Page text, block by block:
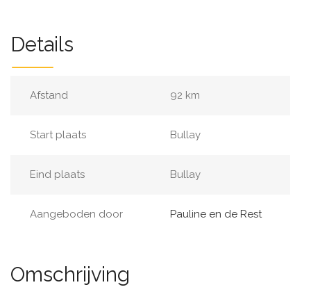
Details
Afstand 92 km
Start plaats Bullay
Eind plaats Bullay
Aangeboden door Pauline en de Rest
Omschrijving